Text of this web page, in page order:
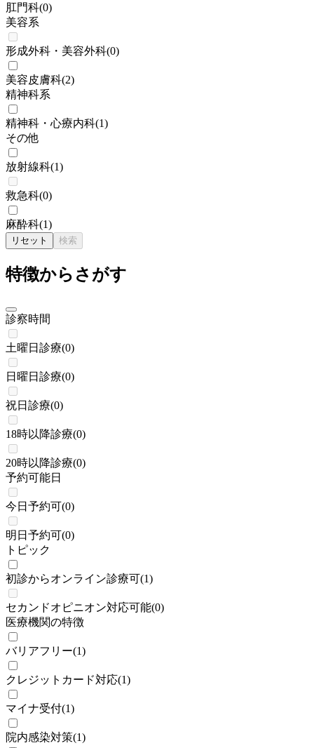
肛門科(0)
美容系
形成外科・美容外科(0)
美容皮膚科(2)
精神科系
精神科・心療内科(1)
その他
放射線科(1)
救急科(0)
麻酔科(1)
リセット 検索
特徴からさがす
診察時間
土曜日診療(0)
日曜日診療(0)
祝日診療(0)
18時以降診療(0)
20時以降診療(0)
予約可能日
今日予約可(0)
明日予約可(0)
トピック
初診からオンライン診療可(1)
セカンドオピニオン対応可能(0)
医療機関の特徴
バリアフリー(1)
クレジットカード対応(1)
マイナ受付(1)
院内感染対策(1)